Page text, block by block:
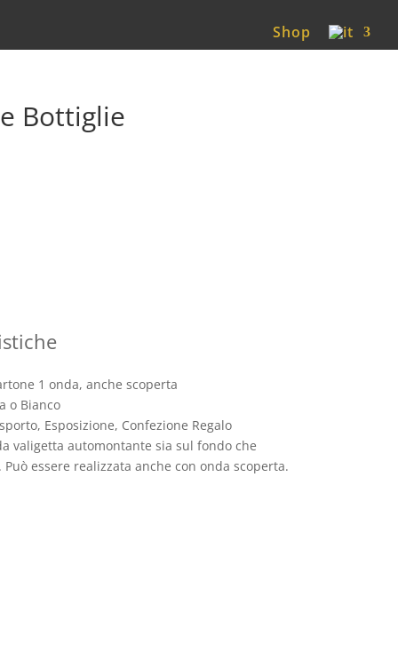
Shop
Bottiglie
1 onda, anche scoperta
o Bianco
Esposizione, Confezione Regalo
valigetta automontante sia sul fondo che
Può essere realizzata anche con onda scoperta.